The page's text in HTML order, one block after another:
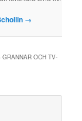
→
OCH TV-